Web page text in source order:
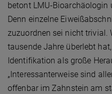
betont LMU-Bioarchäologin
Denn einzelne
zuzuordnen sei nicht trivial.
tausende Jahre überlebt
Identifikation als große
„Interessanterweise sind
offenbar im Zahnstein am